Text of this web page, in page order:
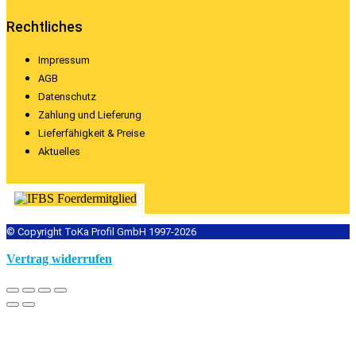
Rechtliches
Impressum
AGB
Datenschutz
Zahlung und Lieferung
Lieferfähigkeit & Preise
Aktuelles
© Copyright ToKa Profil GmbH 1997-2026
Vertrag widerrufen